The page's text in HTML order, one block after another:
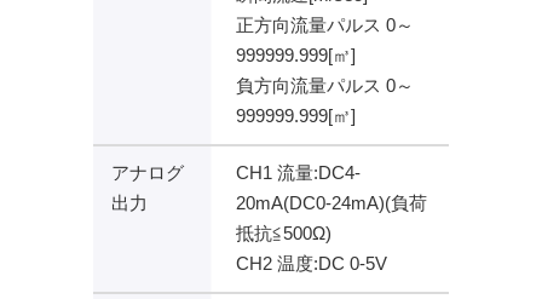
正方向流量パルス 0～
999999.999[㎥]
負方向流量パルス 0～
999999.999[㎥]
アナログ
出力
CH1 流量:DC4-
20mA(DC0-24mA)(負荷
抵抗≦500Ω)
CH2 温度:DC 0-5V